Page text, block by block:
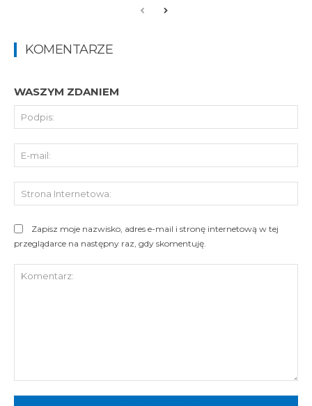
KOMENTARZE
WASZYM ZDANIEM
Zapisz moje nazwisko, adres e-mail i stronę internetową w tej
przeglądarce na następny raz, gdy skomentuję.